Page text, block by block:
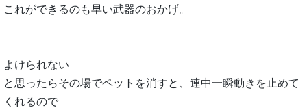
これができるのも早い武器のおかげ。
よけられない
と思ったらその場でペットを消すと、連中一瞬動きを止めて
くれるので